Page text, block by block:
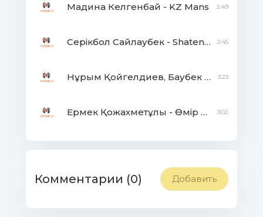
Мадина Келгенбай - KZ Mans 2:49
Серікбол Сайлаубек - Shatenka 2:45
Нұрым Қойгелдиев, Баубек Айдарбеков - Жазғы би 3:23
Ермек Қожахметұлы - Өмір сүр жәй ғана 3:02
Комментарии (0) Добавить